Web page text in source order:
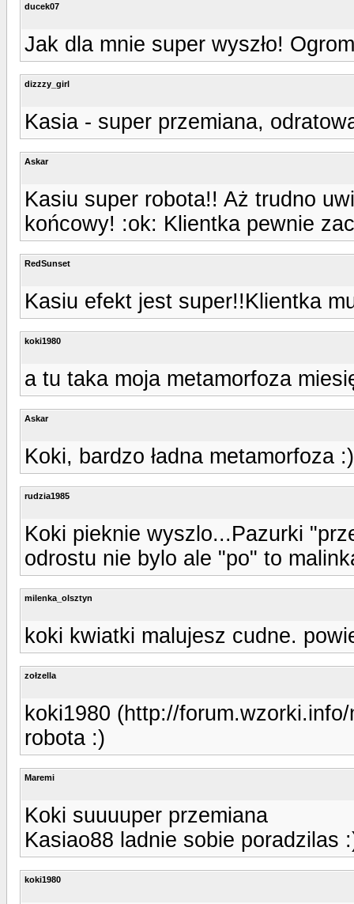
ducek07
Jak dla mnie super wyszło!
dizzzy_girl
Kasia - super przemiana,
Askar
Kasiu super robota!! Aż trudno
końcowy! :ok: Klientka pewnie
RedSunset
Kasiu efekt jest super!!Klientka
koki1980
a tu taka moja metamorfoza
Askar
Koki, bardzo ładna metamorfoza
rudzia1985
Koki pieknie wyszlo...Pazurki
odrostu nie bylo ale "po" to
milenka_olsztyn
koki kwiatki malujesz cudne.
zołzella
koki1980 (http://
robota :)
Maremi
Koki suuuuper przemiana
Kasiao88 ladnie sobie poradzilas
koki1980